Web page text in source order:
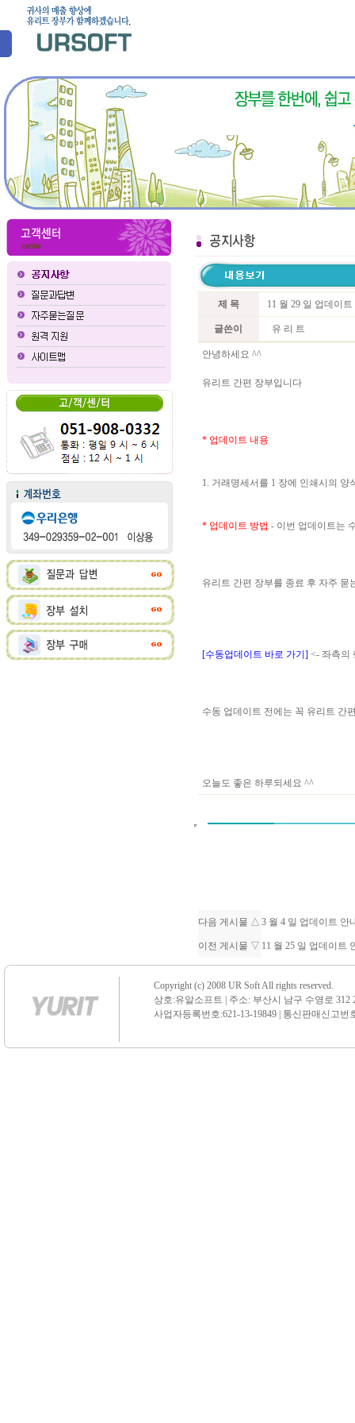
제 목 11 월 29 일 업데이
글쓴이 유 리 트
안녕하세요 ^^
유리트 간편 장부입니다
* 업데이트 내용
1. 거래명세서를 1 장에 인쇄시의 양
* 업데이트 방법 - 이번 업데이트는
유리트 간편 장부를 종료 후 자주
[수동업데이트 바로 가기] <- 좌측의
수동 업데이트 전에는 꼭 유리트 간
오늘도 좋은 하루되세요 ^^
다음 게시물 △ 3 월 4 일 업데이트 안
이전 게시물 ▽ 11 월 25 일 업데이트
Copyright (c) 2008 UR Soft All rights reserved.
상호:유알소프트 | 주소: 부산시 남구 수영로 312
사업자등록번호:621-13-19849 | 통신판매신고번